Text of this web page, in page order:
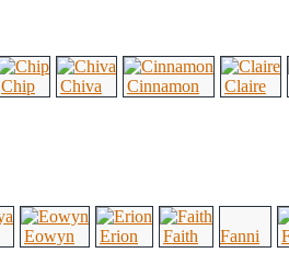
Chip Chiva Cinnamon Claire
Eowyn Erion Faith Fanni